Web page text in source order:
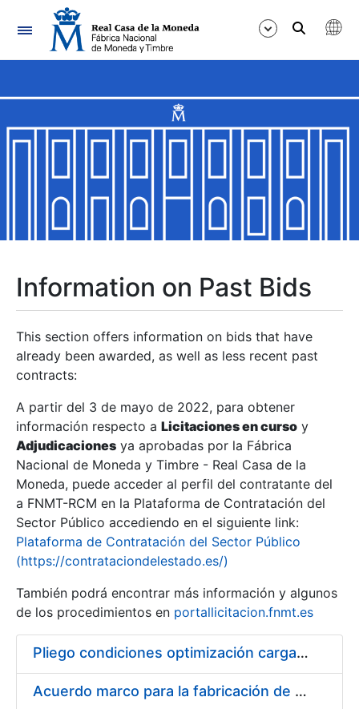
Navigation
Show/Hide
Show/Hide
Show/Hide
Show/Hide
Show/Hide
Show/Hide
Information on Past Bids
This section offers information on bids that have
already been awarded, as well as less recent past
contracts:
A partir del 3 de mayo de 2022, para obtener
información respecto a Licitaciones en curso y
Adjudicaciones ya aprobadas por la Fábrica
Nacional de Moneda y Timbre - Real Casa de la
Moneda, puede acceder al perfil del contratante del
a FNMT-RCM en la Plataforma de Contratación del
Sector Público accediendo en el siguiente link:
Plataforma de Contratación del Sector Público
(https://contrataciondelestado.es/)
También podrá encontrar más información y algunos
de los procedimientos en portallicitacion.fnmt.es
Pliego condiciones optimización cargas compras firmado
Acuerdo marco para la fabricación de piezas